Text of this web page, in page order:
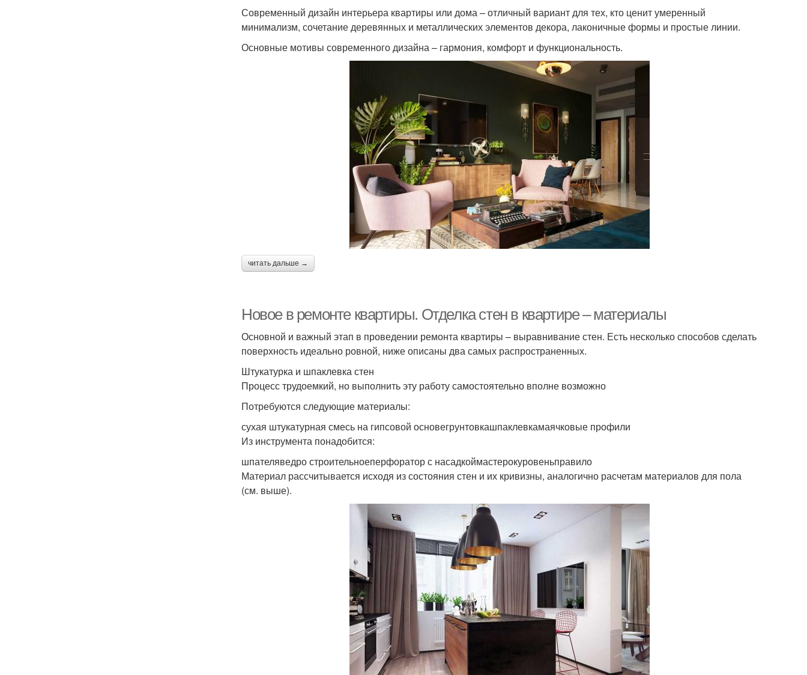
Современный дизайн интерьера квартиры или дома – отличный вариант для тех, кто ценит умеренный
минимализм, сочетание деревянных и металлических элементов декора, лаконичные формы и простые линии.
Основные мотивы современного дизайна – гармония, комфорт и функциональность.
читать дальше →
Новое в ремонте квартиры. Отделка стен в квартире – материалы
Основной и важный этап в проведении ремонта квартиры – выравнивание стен. Есть несколько способов сделать
поверхность идеально ровной, ниже описаны два самых распространенных.
Штукатурка и шпаклевка стен
Процесс трудоемкий, но выполнить эту работу самостоятельно вполне возможно
Потребуются следующие материалы:
сухая штукатурная смесь на гипсовой основегрунтовкашпаклевкамаячковые профили
Из инструмента понадобится:
шпателяведро строительноеперфоратор с насадкоймастерокуровеньправило
Материал рассчитывается исходя из состояния стен и их кривизны, аналогично расчетам материалов для пола
(см. выше).